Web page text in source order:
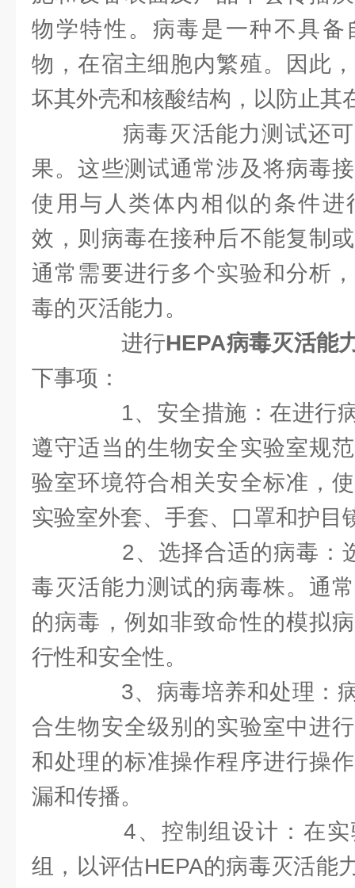
物学特性。病毒是一种不具备
物，在宿主细胞内繁殖。因此
坏其外壳和核酸结构，以防止其
病毒灭活能力测试还可
果。这些测试通常涉及将病毒
使用与人类体内相似的条件进
效，则病毒在接种后不能复制
通常需要进行多个实验和分析
毒的灭活能力。
进行HEPA病毒灭活能
下事项：
1、安全措施：在进行病
遵守适当的生物安全实验室规
验室环境符合相关安全标准，
实验室外套、手套、口罩和护目
2、选择合适的病毒：
毒灭活能力测试的病毒株。通
的病毒，例如非致命性的模拟
行性和安全性。
3、病毒培养和处理：病
合生物安全级别的实验室中进
和处理的标准操作程序进行操
漏和传播。
4、控制组设计：在实
组，以评估HEPA的病毒灭活能